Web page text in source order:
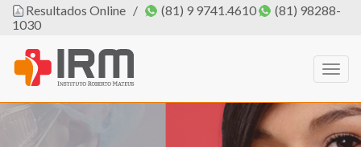
Resultados Online / (81) 9 9741.4610
(81) 98288-
1030